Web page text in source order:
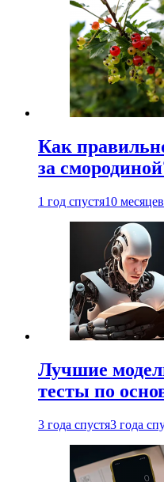
Как
за
1 год спустя10
Лучшие
тесты по
3 года спустя3 года